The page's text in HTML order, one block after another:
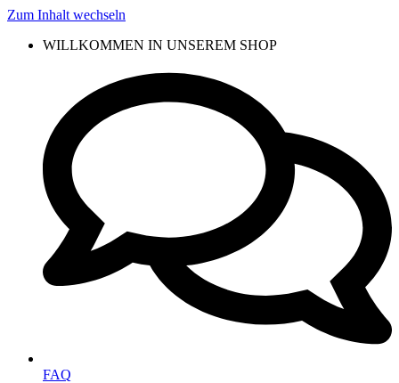
Zum Inhalt wechseln
WILLKOMMEN IN UNSEREM SHOP
FAQ